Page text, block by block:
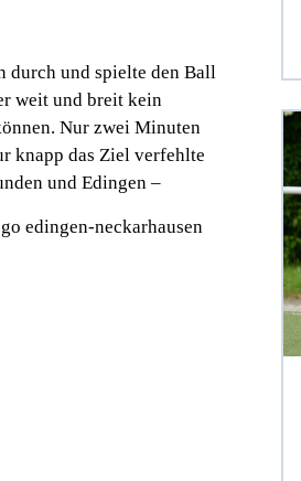
durch und spielte den Ball
weit und breit kein
Nur zwei Minuten
knapp das Ziel verfehlte
und Edingen –